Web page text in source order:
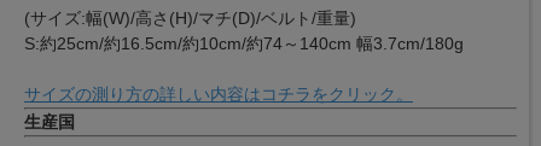
(サイズ:幅(W)/高さ(H)/マチ(D)/ベルト/重量)
S:約25cm/約16.5cm/約10cm/約74～140cm 幅3.7cm/180g
サイズの測り方の詳しい内容はコチラをクリック。
生産国